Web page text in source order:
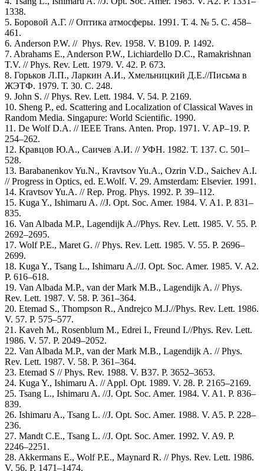
1338.
5. Боровой А.Г. // Оптика атмосферы. 1991. Т. 4. № 5. С. 458–
461.
6. Anderson P.W. // Phys. Rev. 1958. V. B109. P. 1492.
7. Abrahams E., Anderson P.W., Lichiardello D.C., Ramakrishnan
T.V. // Phys. Rev. Lett. 1979. V. 42. P. 673.
8. Горьков Л.П., Ларкин А.И., Хмельницкий Д.Е.//Письма в
ЖЭТФ. 1979. Т. 30. С. 248.
9. John S. // Phys. Rev. Lett. 1984. V. 54. P. 2169.
10. Sheng P., ed. Scattering and Localization of Classical Waves in
Random Media. Singapure: World Scientific. 1990.
11. De Wolf D.A. // IEEE Trans. Anten. Prop. 1971. V. AP–19. P.
254–262.
12. Кравцов Ю.А., Саичев А.И. // УФН. 1982. Т. 137. С. 501–
528.
13. Barabanenkov Yu.N., Kravtsov Yu.A., Ozrin V.D., Saichev A.I.
// Progress in Optics, ed. E.Wolf. V. 29. Amsterdam: Elsevier. 1991.
14. Kravtsov Yu.A. // Rep. Prog. Phys. 1992. P. 39–112.
15. Kuga Y., Ishimaru A. //J. Opt. Soc. Amer. 1984. V. A1. P. 831–
835.
16. Van Albada M.P., Lagendijk A.//Phys. Rev. Lett. 1985. V. 55. P.
2692–2695.
17. Wolf P.E., Maret G. // Phys. Rev. Lett. 1985. V. 55. P. 2696–
2699.
18. Kuga Y., Tsang L., Ishimaru A.//J. Opt. Soc. Amer. 1985. V. A2.
P. 616–618.
19. Van Albada M.P., van der Mark M.B., Lagendijk A. // Phys.
Rev. Lett. 1987. V. 58. P. 361–364.
20. Etemad S., Thompson R., Andrejco M.J.//Phys. Rev. Lett. 1986.
V. 57. P. 575–577.
21. Kaveh M., Rosenblum M., Edrei I., Freund I.//Phys. Rev. Lett.
1986. V. 57. P. 2049–2052.
22. Van Albada M.P., van der Mark M.B., Lagendijk A. // Phys.
Rev. Lett. 1987. V. 58. P. 361–364.
23. Etemad S // Phys. Rev. 1988. V. B37. P. 3652–3653.
24. Kuga Y., Ishimaru A. // Appl. Opt. 1989. V. 28. P. 2165–2169.
25. Tsang L., Ishimaru A. //J. Opt. Soc. Amer. 1984. V. A1. P. 836–
839.
26. Ishimaru A., Tsang L. //J. Opt. Soc. Amer. 1988. V. A5. P. 228–
236.
27. Mandt C.E., Tsang L. //J. Opt. Soc. Amer. 1992. V. A9. P.
2246–2251.
28. Akkermans E., Wolf P.E., Maynard R. // Phys. Rev. Lett. 1986.
V. 56. P. 1471–1474.